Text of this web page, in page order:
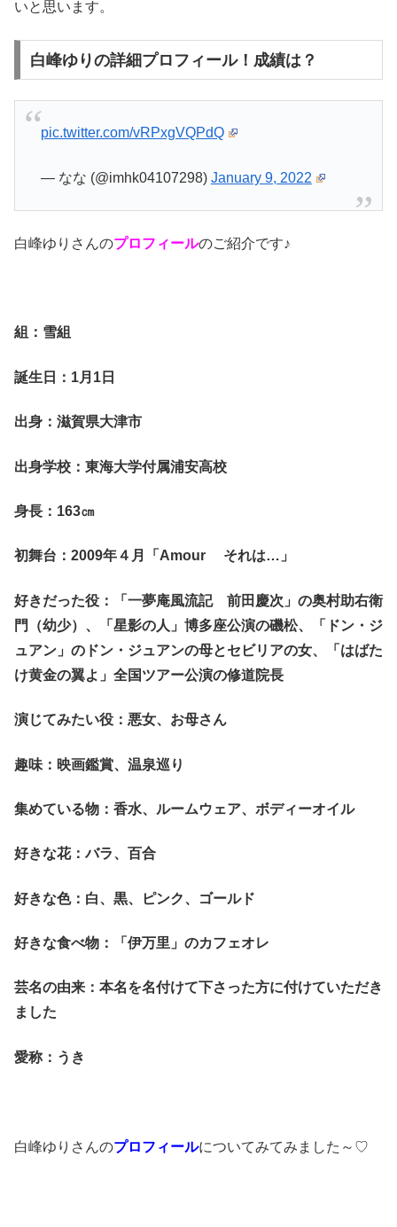
いと思います。
白峰ゆりの詳細プロフィール！成績は？
pic.twitter.com/vRPxgVQPdQ
— なな (@imhk04107298) January 9, 2022
白峰ゆりさんのプロフィールのご紹介です♪
組：雪組
誕生日：1月1日
出身：滋賀県大津市
出身学校：東海大学付属浦安高校
身長：163㎝
初舞台：2009年４月「Amour それは…」
好きだった役：「一夢庵風流記 前田慶次」の奥村助右衛
門（幼少）、「星影の人」博多座公演の磯松、「ドン・ジ
ュアン」のドン・ジュアンの母とセビリアの女、「はばた
け黄金の翼よ」全国ツアー公演の修道院長
演じてみたい役：悪女、お母さん
趣味：映画鑑賞、温泉巡り
集めている物：香水、ルームウェア、ボディーオイル
好きな花：バラ、百合
好きな色：白、黒、ピンク、ゴールド
好きな食べ物：「伊万里」のカフェオレ
芸名の由来：本名を名付けて下さった方に付けていただき
ました
愛称：うき
白峰ゆりさんのプロフィールについてみてみました～♡